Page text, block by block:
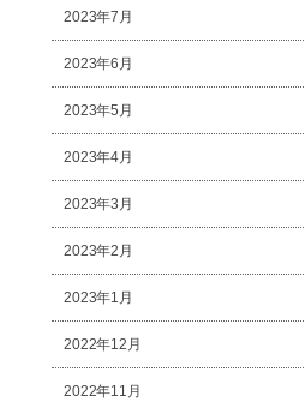
2023年7月
2023年6月
2023年5月
2023年4月
2023年3月
2023年2月
2023年1月
2022年12月
2022年11月